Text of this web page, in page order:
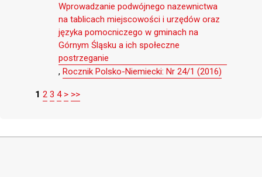
Wprowadzanie podwójnego nazewnictwa
na tablicach miejscowości i urzędów oraz
języka pomocniczego w gminach na
Górnym Śląsku a ich społeczne
postrzeganie
, Rocznik Polsko-Niemiecki: Nr 24/1 (2016)
1 2 3 4 > >>